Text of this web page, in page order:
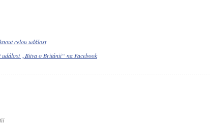
celou událost
„Bitva o Británii“ na Facebook